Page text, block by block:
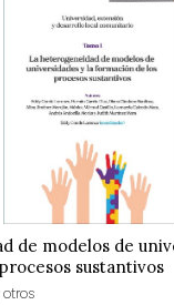
de modelos de
sustantivos
otros